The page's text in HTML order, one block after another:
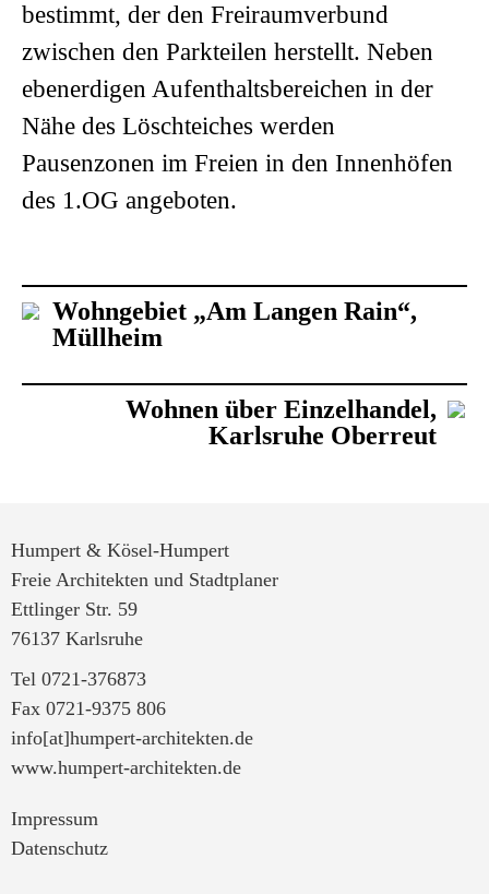
bestimmt, der den Freiraumverbund
zwischen den Parkteilen herstellt. Neben
ebenerdigen Aufenthaltsbereichen in der
Nähe des Löschteiches werden
Pausenzonen im Freien in den Innenhöfen
des 1.OG angeboten.
Wohngebiet „Am Langen Rain“,
Müllheim
Wohnen über Einzelhandel,
Karlsruhe Oberreut
Humpert & Kösel-Humpert
Freie Architekten und Stadtplaner
Ettlinger Str. 59
76137 Karlsruhe
Tel 0721-376873
Fax 0721-9375 806
info[at]humpert-architekten.de
www.humpert-architekten.de
Impressum
Datenschutz